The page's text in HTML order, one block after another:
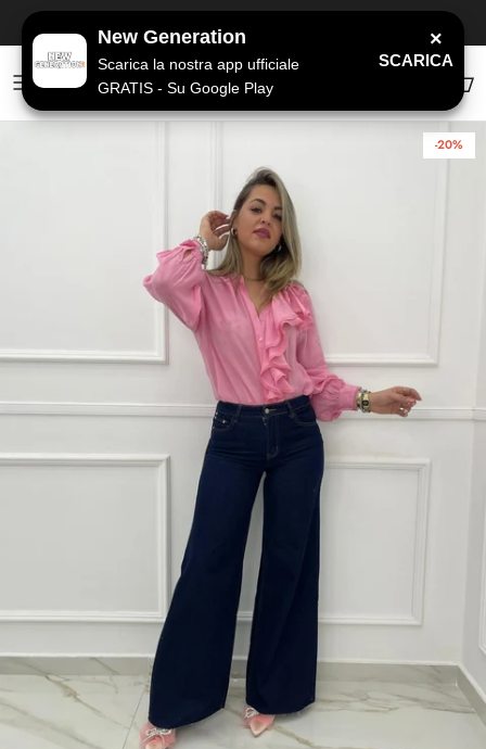
×
New Generation
Scarica la nostra app ufficiale
GRATIS - Su Google Play
SCARICA
Passa ai contenuti
Account
-20%